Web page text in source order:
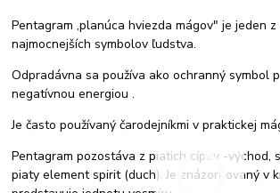
Pentagram ,planúca hviezda mágov" je jeden
najmocnejších symbolov ľudstva.
Odpradávna sa používa ako ochranný symbol
negatívnou energiou .
Je často používaný čarodejníkmi v praktickej
Pentagram pozostáva z piatich cípov -východ,
piaty element spirit (duch). Je znázorňovaný v